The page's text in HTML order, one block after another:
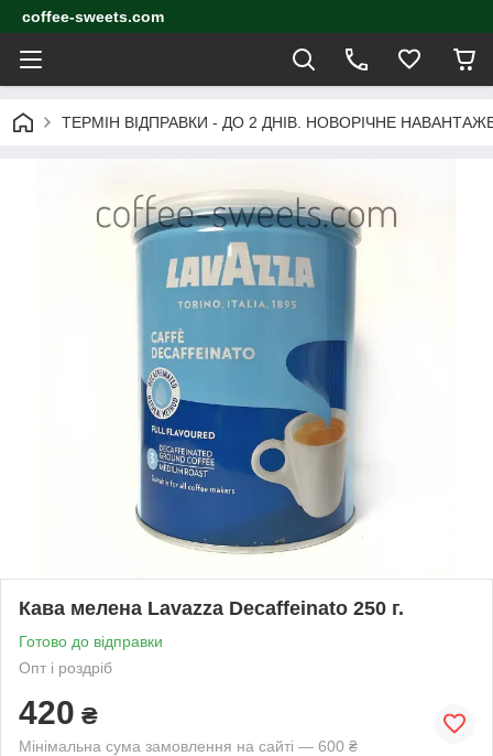
coffee-sweets.com
ТЕРМІН ВІДПРАВКИ - ДО 2 ДНІВ. НОВОРІЧНЕ
Кава мелена Lavazza Decaffeinato 250 г.
Готово до відправки
Опт і роздріб
420 ₴
Мінімальна сума замовлення на сайті — 600 ₴